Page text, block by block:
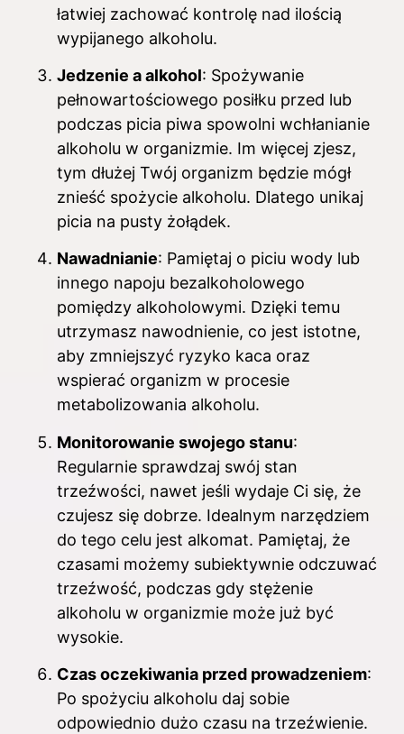
łatwiej zachować kontrolę nad ilością
wypijanego alkoholu.
Jedzenie a alkohol: Spożywanie
pełnowartościowego posiłku przed lub
podczas picia piwa spowolni wchłanianie
alkoholu w organizmie. Im więcej zjesz,
tym dłużej Twój organizm będzie mógł
znieść spożycie alkoholu. Dlatego unikaj
picia na pusty żołądek.
Nawadnianie: Pamiętaj o piciu wody lub
innego napoju bezalkoholowego
pomiędzy alkoholowymi. Dzięki temu
utrzymasz nawodnienie, co jest istotne,
aby zmniejszyć ryzyko kaca oraz
wspierać organizm w procesie
metabolizowania alkoholu.
Monitorowanie swojego stanu:
Regularnie sprawdzaj swój stan
trzeźwości, nawet jeśli wydaje Ci się, że
czujesz się dobrze. Idealnym narzędziem
do tego celu jest alkomat. Pamiętaj, że
czasami możemy subiektywnie odczuwać
trzeźwość, podczas gdy stężenie
alkoholu w organizmie może już być
wysokie.
Czas oczekiwania przed prowadzeniem:
Po spożyciu alkoholu daj sobie
odpowiednio dużo czasu na trzeźwienie.